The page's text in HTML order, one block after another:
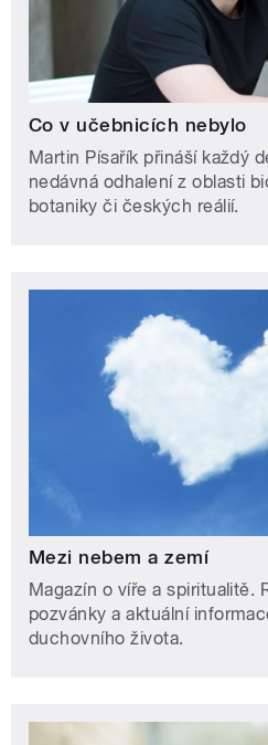
Co v učebnicích nebylo
Martin Písařík přináší každý
nedávná odhalení z oblasti
botaniky či českých reálií.
Mezi nebem a zemí
Magazín o víře a spiritualitě.
pozvánky a aktuální
duchovního života.